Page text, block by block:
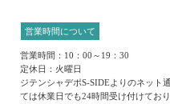
営業時間について
営業時間：10：00～19：30
定休日：火曜日
ジテンシャデポS-SIDEよりのネット
ては休業日でも24時間受け付けてお